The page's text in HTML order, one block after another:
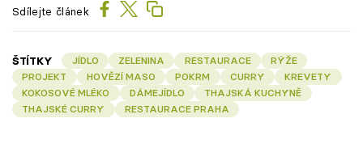
Sdílejte článek
ŠTÍTKY JÍDLO ZELENINA RESTAURACE
RÝŽE
PROJEKT
HOVĚZÍ MASO POKRM CURRY
KREVETY
KOKOSOVÉ MLÉKO
DÁMEJÍDLO
THAJSKÁ KUCHYNĚ
THAJSKÉ CURRY
RESTAURACE PRAHA